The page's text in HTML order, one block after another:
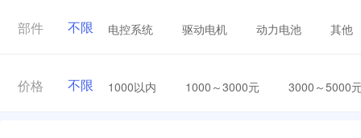
部件 不限 电控系统 驱动电机 动力电池 其他
价格 不限 1000以内 1000～3000元 3000～5000